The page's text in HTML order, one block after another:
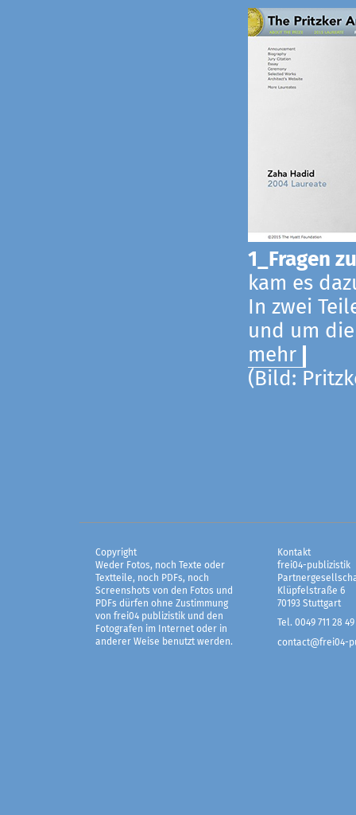
1_Fragen
kam es
In zwei
und um
mehr
(Bild:
Copyright
Weder Fotos, noch Texte oder
Textteile, noch PDFs, noch
Screenshots von den Fotos und
PDFs dürfen ohne Zustimmung
von frei04 publizistik und den
Fotografen im Internet oder in
anderer Weise benutzt werden.
Kontakt
frei04-publizistik
Klüpfelstraße 6
70193 Stuttgart
Tel. 0049 711 28 49
contact@frei04-